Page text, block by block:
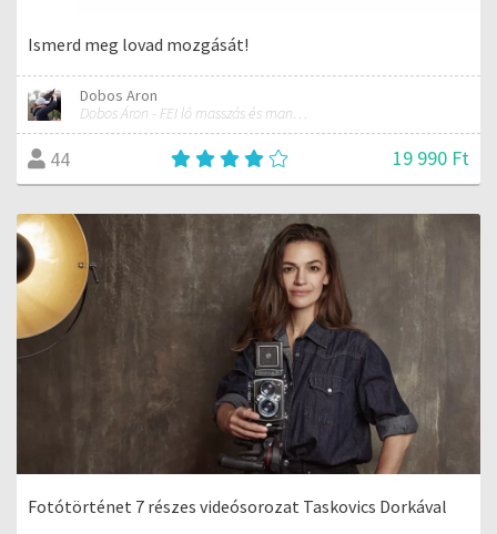
Ismerd meg lovad mozgását!
Dobos Aron
Dobos Áron - FEI ló masszás és manuálterapeuta
44 19 990 Ft
Fotótörténet 7 részes videósorozat Taskovics Dorkával